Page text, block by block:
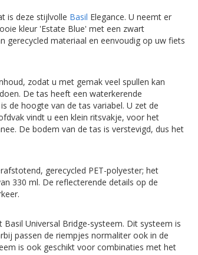
is deze stijlvolle Basil Elegance. U neemt er
kleur 'Estate Blue' met een zwart
gerecycled materiaal en eenvoudig op uw fiets
zodat u met gemak veel spullen kan
De tas heeft een waterkerende
de hoogte van de tas variabel. U zet de
vindt u een klein ritsvakje, voor het
De bodem van de tas is verstevigd, dus het
gerecycled PET-polyester; het
330 ml. De reflecterende details op de
Universal Bridge-systeem. Dit systeem is
passen de riempjes normaliter ook in de
is ook geschikt voor combinaties met het